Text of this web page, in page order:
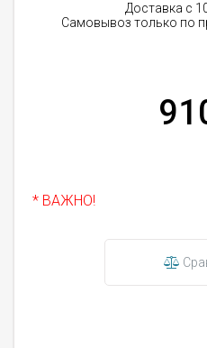
Доставка с
Самовывоз только по
* ВАЖНО!